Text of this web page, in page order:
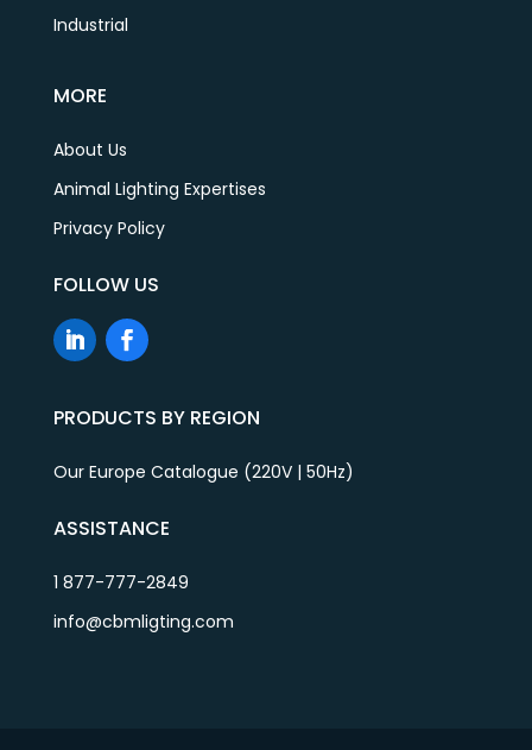
Industrial
MORE
About Us
Animal Lighting Expertises
Privacy Policy
FOLLOW US
PRODUCTS BY REGION
Our Europe Catalogue (220V | 50Hz)
ASSISTANCE
1 877-777-2849
info@cbmligting.com